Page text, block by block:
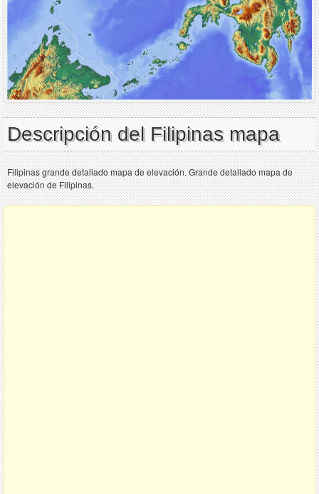
Descripción del Filipinas mapa
Filipinas grande detallado mapa de elevación. Grande detallado mapa de
elevación de Filipinas.